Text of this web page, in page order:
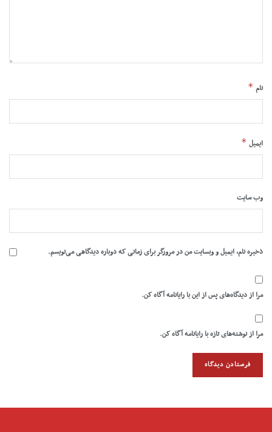
نام *
ایمیل *
وب‌ سایت
ذخیره نام، ایمیل و وبسایت من در مرورگر برای زمانی که دوباره دیدگاهی می‌نویسم.
مرا از دیدگاه‌های پس از این با رایانامه آگاه کن.
مرا از نوشته‌های تازه با رایانامه آگاه کن.